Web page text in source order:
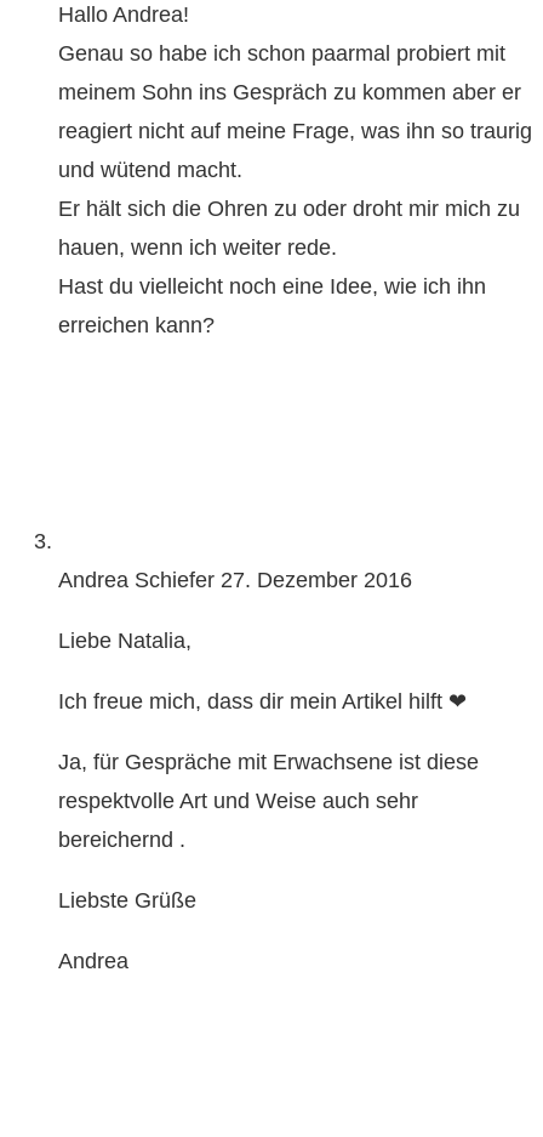
Hallo Andrea!
Genau so habe ich schon paarmal probiert mit
meinem Sohn ins Gespräch zu kommen aber er
reagiert nicht auf meine Frage, was ihn so traurig
und wütend macht.
Er hält sich die Ohren zu oder droht mir mich zu
hauen, wenn ich weiter rede.
Hast du vielleicht noch eine Idee, wie ich ihn
erreichen kann?
Andrea Schiefer 27. Dezember 2016
Liebe Natalia,
Ich freue mich, dass dir mein Artikel hilft ❤
Ja, für Gespräche mit Erwachsene ist diese
respektvolle Art und Weise auch sehr
bereichernd .
Liebste Grüße
Andrea